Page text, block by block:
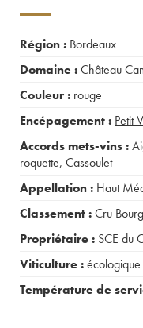
Région : Bordeaux
Domaine :Château
Couleur : rouge
Encépagement : Petit
Accords mets-vins :
roquette, Cassoulet
Appellation : Haut
Classement :Cru
Propriétaire : SCE du
Viticulture :écologique
Température de